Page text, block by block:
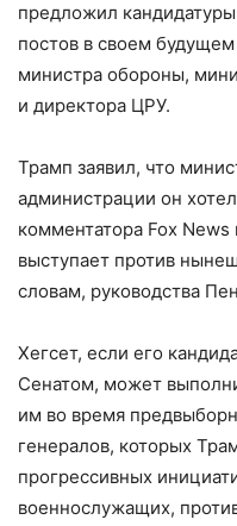
предложил
постов в своем
министра обороны,
и директора ЦРУ.
Трамп заявил, что
администрации он
комментатора Fox
выступает против
словам, руководства
Хегсет, если его
Сенатом, может
им во время
генералов, которых
прогрессивных
военнослужащих,